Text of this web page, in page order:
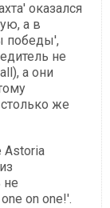
оказался
а в
победы',
не
а они
же
Astoria
не
on one!'.